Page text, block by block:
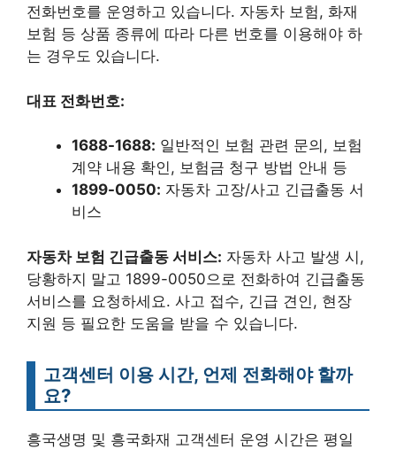
전화번호를 운영하고 있습니다. 자동차 보험, 화재
보험 등 상품 종류에 따라 다른 번호를 이용해야 하
는 경우도 있습니다.
대표 전화번호:
1688-1688: 일반적인 보험 관련 문의, 보험
계약 내용 확인, 보험금 청구 방법 안내 등
1899-0050: 자동차 고장/사고 긴급출동 서
비스
자동차 보험 긴급출동 서비스: 자동차 사고 발생 시,
당황하지 말고 1899-0050으로 전화하여 긴급출동
서비스를 요청하세요. 사고 접수, 긴급 견인, 현장
지원 등 필요한 도움을 받을 수 있습니다.
고객센터 이용 시간, 언제 전화해야 할까
요?
흥국생명 및 흥국화재 고객센터 운영 시간은 평일